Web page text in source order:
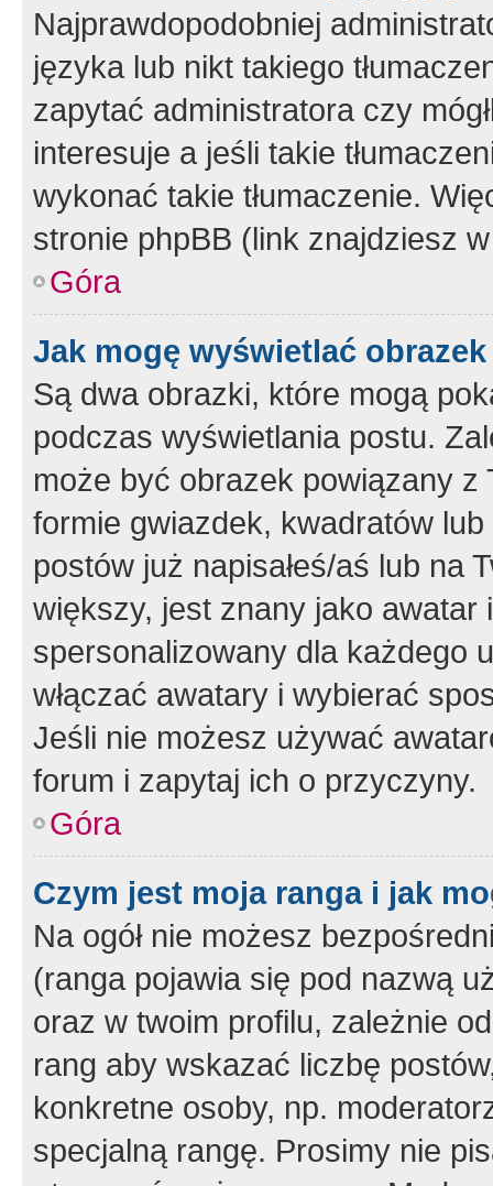
Najprawdopodobniej
języka lub nikt takiego
zapytać administratora czy
interesuje a jeśli takie
wykonać takie tłumaczenie.
stronie phpBB (link znajdziesz
Góra
Jak mogę wyświetlać
Są dwa obrazki, które mogą
podczas wyświetlania postu.
może być obrazek powiązany z
formie gwiazdek, kwadratów
postów już napisałeś/aś lub na
większy, jest znany jako
spersonalizowany dla każdego
włączać awatary i wybierać
Jeśli nie możesz używać
forum i zapytaj ich o przyczyny.
Góra
Czym jest moja ranga i jak
Na ogół nie możesz
(ranga pojawia się pod nazwą
oraz w twoim profilu, zależnie
rang aby wskazać liczbę
konkretne osoby, np.
specjalną rangę. Prosimy nie